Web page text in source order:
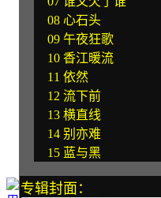
08 心石头
09 午夜狂歌
10 香江暖流
11 依然
12 流下前
13 横直线
14 别亦难
15 蓝与黑
专辑封面：